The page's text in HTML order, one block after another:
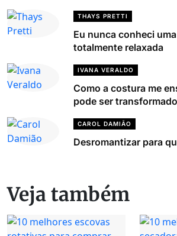
THAYS PRETTI
Eu nunca conheci
totalmente relaxada
IVANA VERALDO
Como a costura me
pode ser transformado
CAROL DAMIÃO
Desromantizar para
Veja também